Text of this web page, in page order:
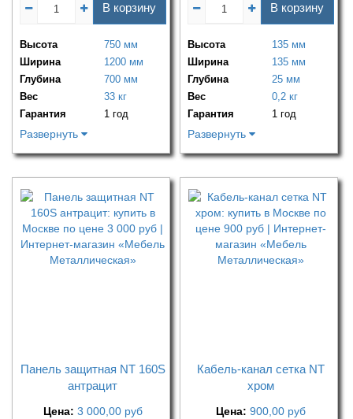
В корзину
Высота
750 мм
Ширина
1200 мм
Глубина
700 мм
Вес
33 кг
Гарантия
1 год
Развернуть
В корзину
Высота
135 мм
Ширина
135 мм
Глубина
25 мм
Вес
0,2 кг
Гарантия
1 год
Развернуть
Панель защитная NT 160S
антрацит
Цена: 3 000,00 руб
Кабель-канал сетка NT
хром
Цена: 900,00 руб